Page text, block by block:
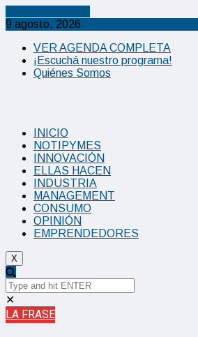
9 agosto, 2026
VER AGENDA COMPLETA
¡Escuchá nuestro programa!
Quiénes Somos
INICIO
NOTIPYMES
INNOVACIÓN
ELLAS HACEN
INDUSTRIA
MANAGEMENT
CONSUMO
OPINIÓN
EMPRENDEDORES
X
✕
LA FRASE